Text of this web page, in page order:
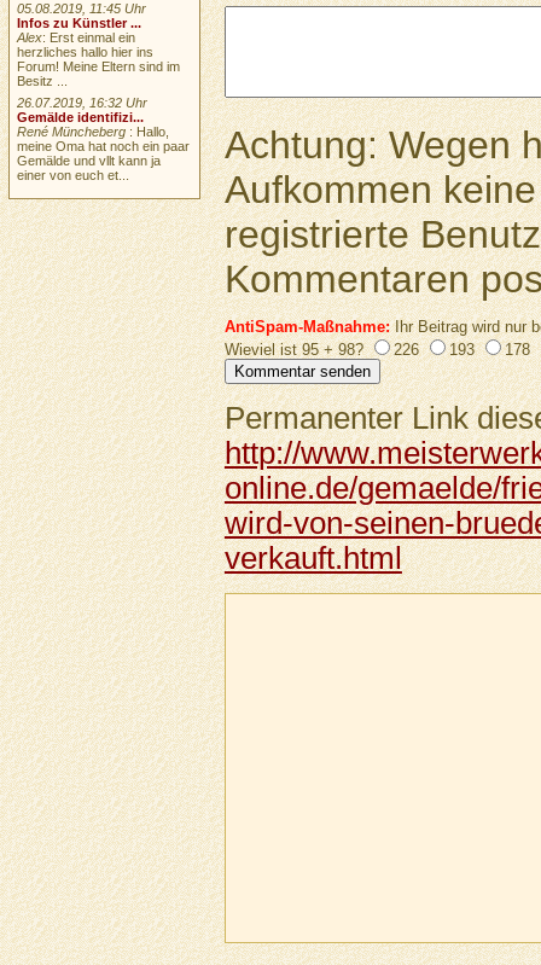
Achtung: Wegen
Aufkommen
registrierte
Kommentaren
AntiSpam-Maßnahme:Ihr Beitrag wird nur
Wieviel ist 95 + 98?
226 193 178
Permanenter Link
http://
online.de/gemaelde/
wird-von-seinen-
verkauft.html
05.08.2019, 11:45 Uhr
Infos zu Künstler ...
Alex: Erst einmal ein
herzliches hallo hier ins
Forum! Meine Eltern sind im
Besitz ...
26.07.2019, 16:32 Uhr
Gemälde identifizi...
René Müncheberg : Hallo,
meine Oma hat noch ein paar
Gemälde und vllt kann ja
einer von euch et...